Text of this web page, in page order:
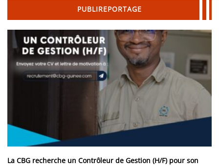
PUBLIREPORTAGE
La CBG recherche un Contrôleur de Gestion (H/F) pour son